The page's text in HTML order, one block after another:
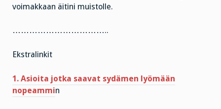
voimakkaan äitini muistolle.
……………………………..
Ekstralinkit
1. Asioita jotka saavat sydämen lyömään
nopeammin